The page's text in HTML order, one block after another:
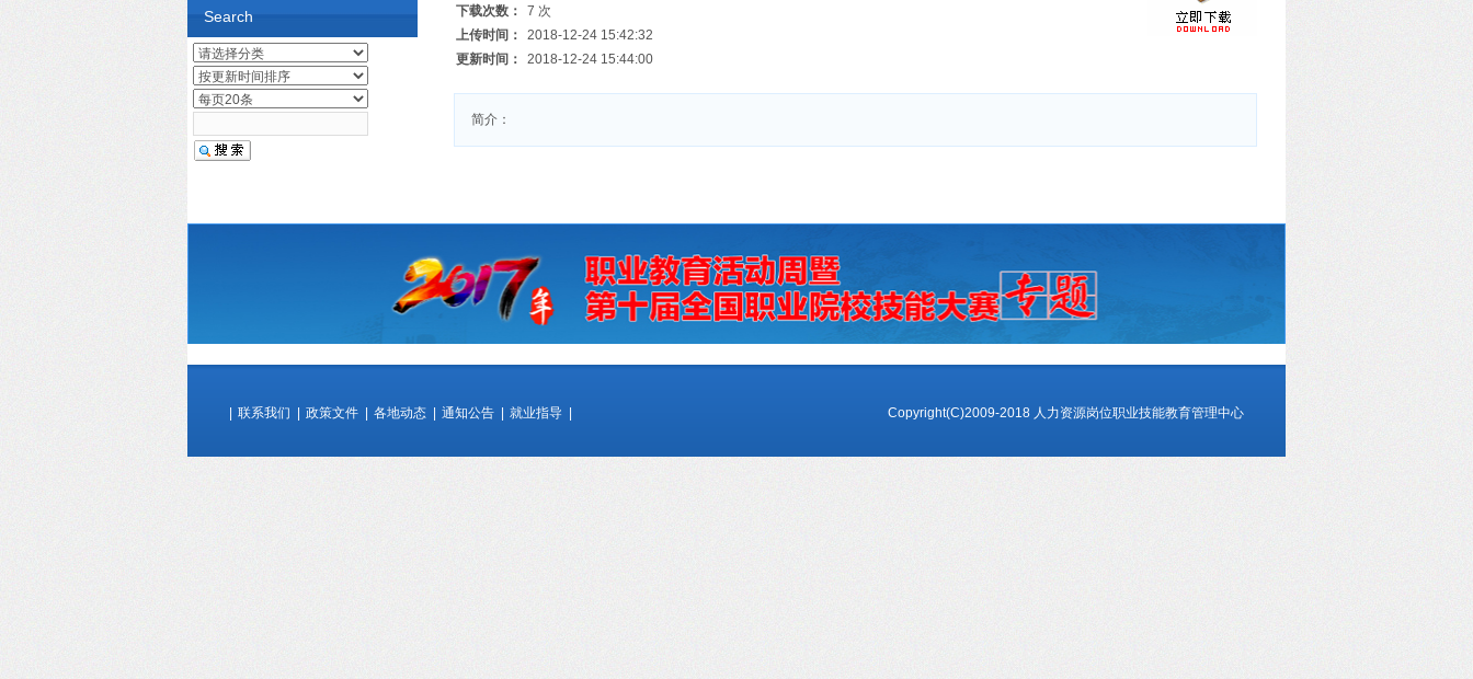
Search
下载次数：
7 次
上传时间：
2018-12-24 15:42:32
更新时间：
2018-12-24 15:44:00
简介：
Copyright(C)2009-2018 人力资源岗位职业技能教育管理中心
联系我们 政策文件 各地动态 通知公告 就业指导